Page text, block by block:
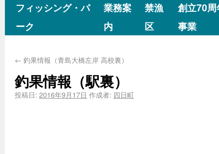
フィッシング・パ
ーク
業務案
内
禁漁
区
創立70
事業
← 釣果情報（青島大橋左岸 高校裏）
釣果情報（駅裏）
投稿日: 2016年9月17日 作成者: 四日町